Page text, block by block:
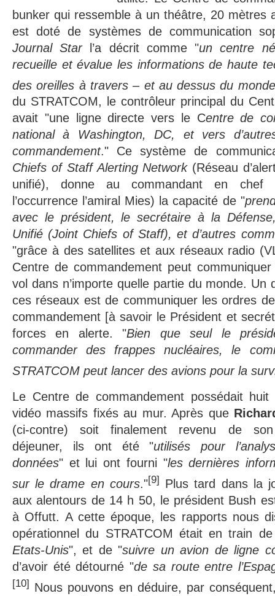
bunker qui ressemble à un théâtre, 20 mètres
est doté de systèmes de communication
Journal Starl’a décrit comme "un centre
recueille et évalue les informations de haute
des oreilles à travers – et au dessus du
du STRATCOM, le contrôleur principal du
avait "une ligne directe vers le Centre de
national à Washington, DC, et vers
commandement." Ce système de
Chiefs of Staff Alerting Network(Réseau
unifié), donne au commandant en chef
l’occurrence l’amiral Mies) la capacité de "
avec le président, le secrétaire à la
Unifié (Joint Chiefs of Staff), et d’autres
"grâce à des satellites et aux réseaux radio
Centre de commandement peut
vol dans n’importe quelle partie du monde. Un
ces réseaux est de communiquer les ordres
commandement [à savoir le Président et
forces en alerte. "Bien que seul le
commander des frappes nucléaires, le
STRATCOM peut lancer des avions pour la
Le Centre de commandement possédait huit
vidéo massifs fixés au mur. Après que
(ci-contre) soit finalement revenu de
déjeuner, ils ont été "utilisés pour
données" et lui ont fourni "les dernières
sur le drame en cours."[9] Plus tard dans la
aux alentours de 14 h 50, le président Bush
à Offutt. A cette époque, les rapports nous
opérationnel du STRATCOM était en train
Etats-Unis", et de "suivre un avion de ligne
d’avoir été détourné "de sa route entre
[10] Nous pouvons en déduire, par